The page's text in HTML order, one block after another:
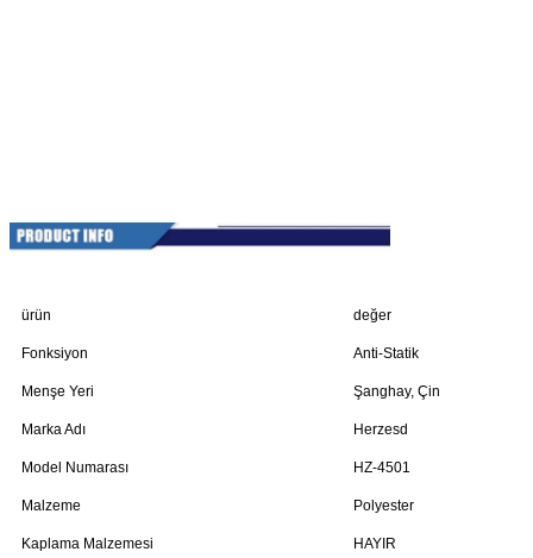
ürün değer
Fonksiyon Anti-Statik
Menşe Yeri Şanghay, Çin
Marka Adı Herzesd
Model Numarası HZ-4501
Malzeme Polyester
Kaplama Malzemesi HAYIR